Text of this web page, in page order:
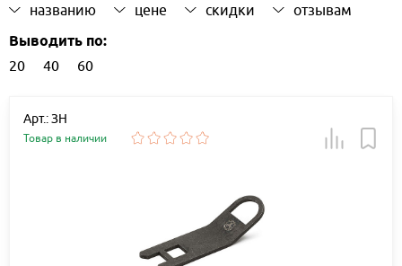
названию цене скидки отзывам
Выводить по:
20 40 60
Арт.: ЗН
Товар в наличии